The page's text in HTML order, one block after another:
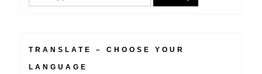
TRANSLATE – CHOOSE YOUR
LANGUAGE